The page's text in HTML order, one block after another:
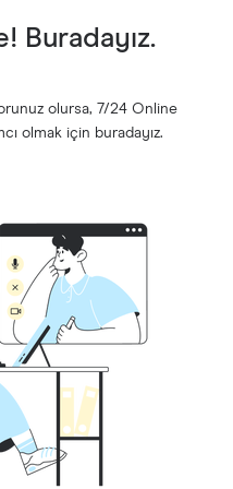
Buradayız.
olursa, 7/24 Online
olmak için buradayız.